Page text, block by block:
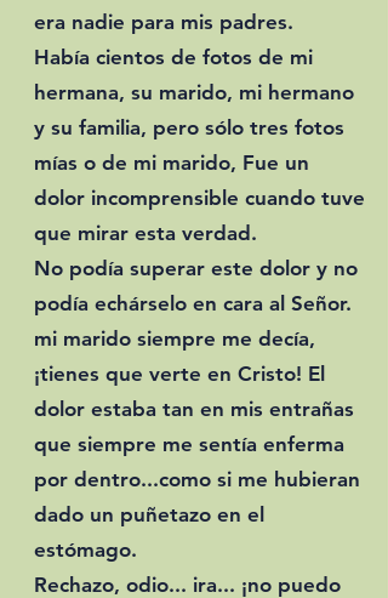
era nadie para mis padres.
Había cientos de fotos de mi
hermana, su marido, mi hermano
y su familia, pero sólo tres fotos
mías o de mi marido, Fue un
dolor incomprensible cuando tuve
que mirar esta verdad.
No podía superar este dolor y no
podía echárselo en cara al Señor.
mi marido siempre me decía,
¡tienes que verte en Cristo! El
dolor estaba tan en mis entrañas
que siempre me sentía enferma
por dentro...como si me hubieran
dado un puñetazo en el
estómago.
Rechazo, odio... ira... ¡no puedo